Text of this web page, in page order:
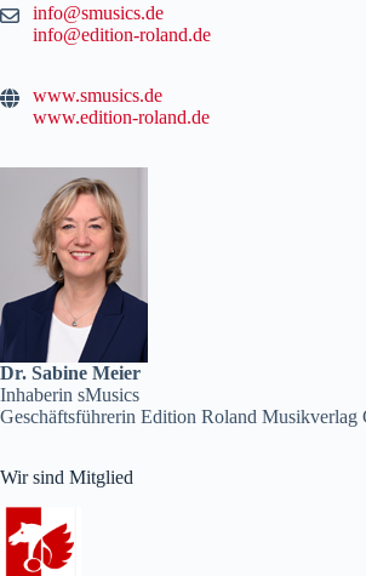
info@smusics.de
info@edition-roland.de
www.smusics.de
www.edition-roland.de
Dr. Sabine Meier
Inhaberin sMusics
Geschäftsführerin Edition Roland Musikverlag
Wir sind Mitglied